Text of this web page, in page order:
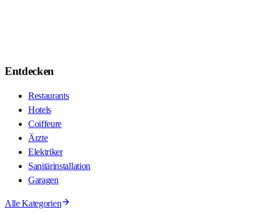
Entdecken
Restaurants
Hotels
Coiffeure
Ärzte
Elektriker
Sanitärinstallation
Garagen
Alle Kategorien